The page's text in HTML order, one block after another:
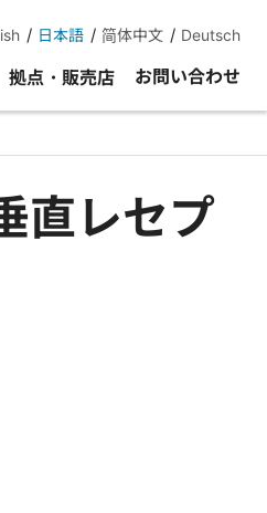
日本語 简体中文 Deutsch
拠点・販売店 お問い合わせ
直レセプ